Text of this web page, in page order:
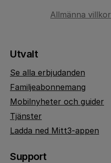
Allmänna villkor
Utvalt
Se alla erbjudanden
Familjeabonnemang
Mobilnyheter och guider
Tjänster
Ladda ned Mitt3-appen
Support